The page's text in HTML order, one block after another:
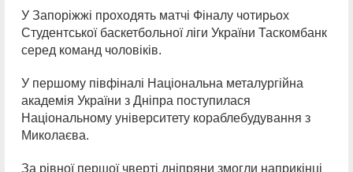
У Запоріжжі проходять матчі Фіналу чотирьох
Студентської баскетбольної ліги України Таскомбанк
серед команд чоловіків.
У першому півфіналі Національна металургійна
академія України з Дніпра поступилася
Національному університету кораблебудування з
Миколаєва.
За рівної першої чверті дніпряни змогли наприкінці